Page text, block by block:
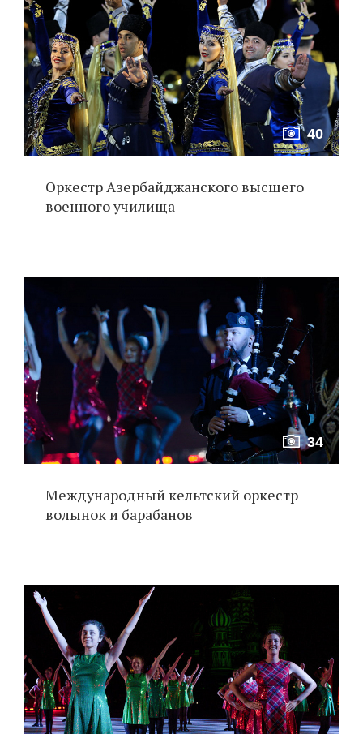
40
Оркестр Азербайджанского высшего
военного училища
34
Международный кельтский оркестр
волынок и барабанов